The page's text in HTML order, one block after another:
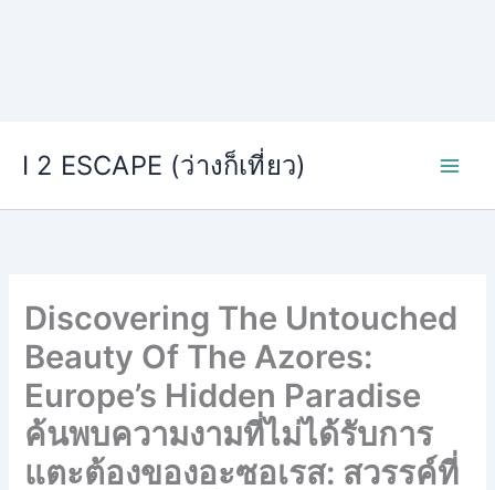
I 2 ESCAPE (ว่างก็เที่ยว)
Discovering The Untouched
Beauty Of The Azores:
Europe’s Hidden Paradise
ค้นพบความงามที่ไม่ได้รับการ
แตะต้องของอะซอเรส: สวรรค์ที่